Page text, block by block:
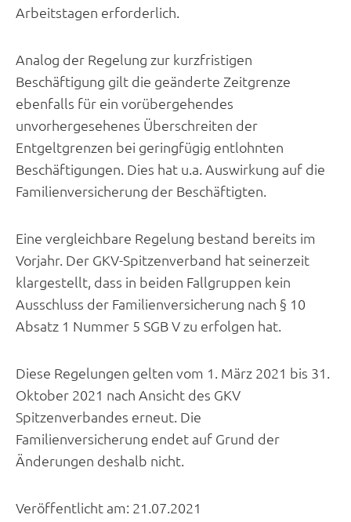
Arbeitstagen erforderlich.
Analog der Regelung zur kurzfristigen
Beschäftigung gilt die geänderte Zeitgrenze
ebenfalls für ein vorübergehendes
unvorhergesehenes Überschreiten der
Entgeltgrenzen bei geringfügig entlohnten
Beschäftigungen. Dies hat u.a. Auswirkung auf die
Familienversicherung der Beschäftigten.
Eine vergleichbare Regelung bestand bereits im
Vorjahr. Der GKV-Spitzenverband hat seinerzeit
klargestellt, dass in beiden Fallgruppen kein
Ausschluss der Familienversicherung nach § 10
Absatz 1 Nummer 5 SGB V zu erfolgen hat.
Diese Regelungen gelten vom 1. März 2021 bis 31.
Oktober 2021 nach Ansicht des GKV
Spitzenverbandes erneut. Die
Familienversicherung endet auf Grund der
Änderungen deshalb nicht.
Veröffentlicht am: 21.07.2021